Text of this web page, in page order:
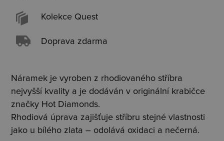
Kolekce Quest
Doprava zdarma
Náramek je vyroben z rhodiovaného stříbra
nejvyšší kvality a je dodáván v originální krabičce
značky Hot Diamonds.
Rhodiová úprava zajišťuje stříbru stejné vlastnosti
jako u bílého zlata – odolává oxidaci a nečerná.